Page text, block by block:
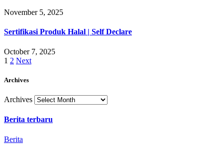
November 5, 2025
Sertifikasi Produk Halal | Self Declare
October 7, 2025
1 2 Next
Archives
Archives
Berita terbaru
Berita